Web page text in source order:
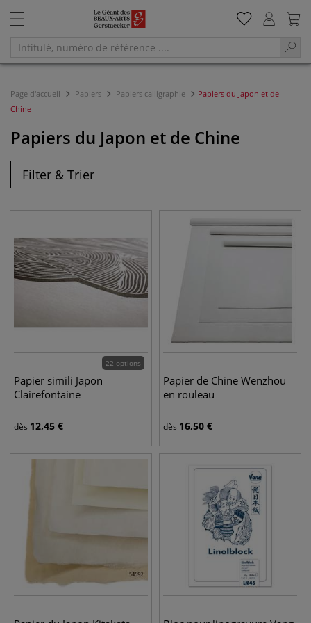
Page d'accueil Papiers Papiers calligraphie
Papiers du Japon et de
Chine
Papiers du Japon et de Chine
Filter & Trier
22 options
Papier simili Japon
Clairefontaine
dès 12,45 €
Papier de Chine Wenzhou
en rouleau
dès 16,50 €